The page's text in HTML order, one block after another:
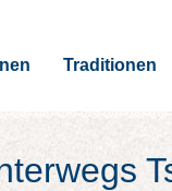
Traditionen